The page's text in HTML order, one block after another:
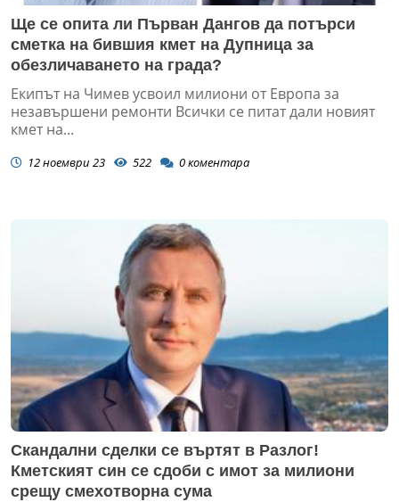
Ще се опита ли Първан Дангов да потърси
сметка на бившия кмет на Дупница за
обезличаването на града?
Екипът на Чимев усвоил милиони от Европа за
незавършени ремонти Всички се питат дали новият
кмет на...
12 ноември 23 522 0коментара
Скандални сделки се въртят в Разлог!
Кметският син се сдоби с имот за милиони
срещу смехотворна сума